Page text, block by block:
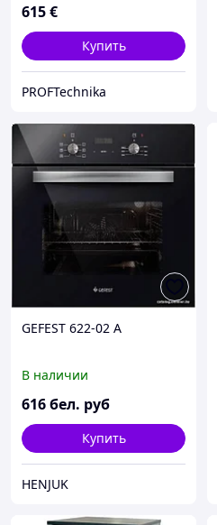
615€
Купить
PROFTechnika
GEFEST 622-02 А
В наличии
616бел. руб
Купить
HENJUK